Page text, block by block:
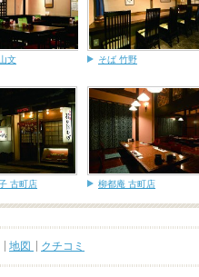
文 そば 竹野
古町店 柳都庵 古町店
地図 クチコミ